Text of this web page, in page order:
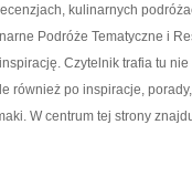
kulinarnych
Podróże Tematyczne i
Czytelnik trafia tu
również po inspiracje,
W centrum tej strony